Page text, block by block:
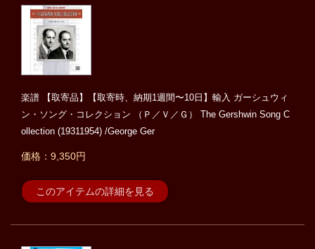
楽譜 【取寄品】【取寄時、納期1週間〜10日】輸入 ガーシュウィ
ン・ソング・コレクション （Ｐ／Ｖ／Ｇ） The Gershwin Song C
ollection (19311954) /George Ger
価格：9,350円
このアイテムの詳細を見る